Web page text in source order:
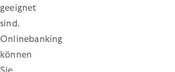
geeignet
sind.
Onlinebanking
können